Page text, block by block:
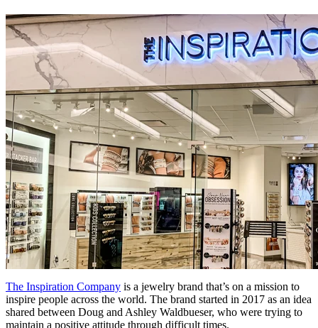
The Inspiration Company is a jewelry brand that’s on a mission to
inspire people across the world. The brand started in 2017 as an idea
shared between Doug and Ashley Waldbueser, who were trying to
maintain a positive attitude through difficult times.